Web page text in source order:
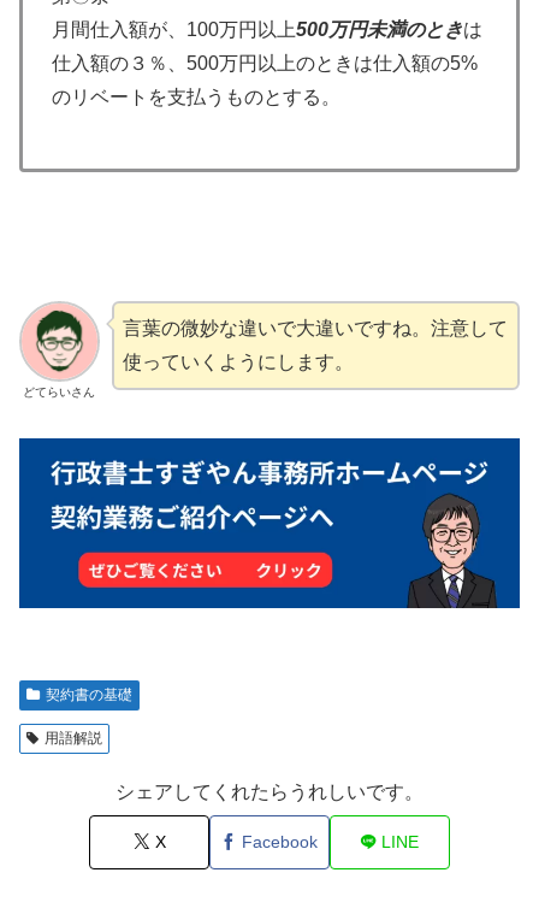
月間仕入額が、100万円以上500万円未満のときは
仕入額の３％、500万円以上のときは仕入額の5%
のリベートを支払うものとする。
どてらいさん
言葉の微妙な違いで大違いですね。注意して
使っていくようにします。
契約書の基礎
用語解説
シェアしてくれたらうれしいです。
X Facebook LINE